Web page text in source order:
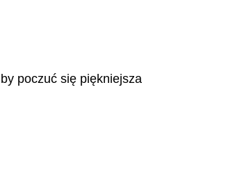
poczuć się piękniejsza